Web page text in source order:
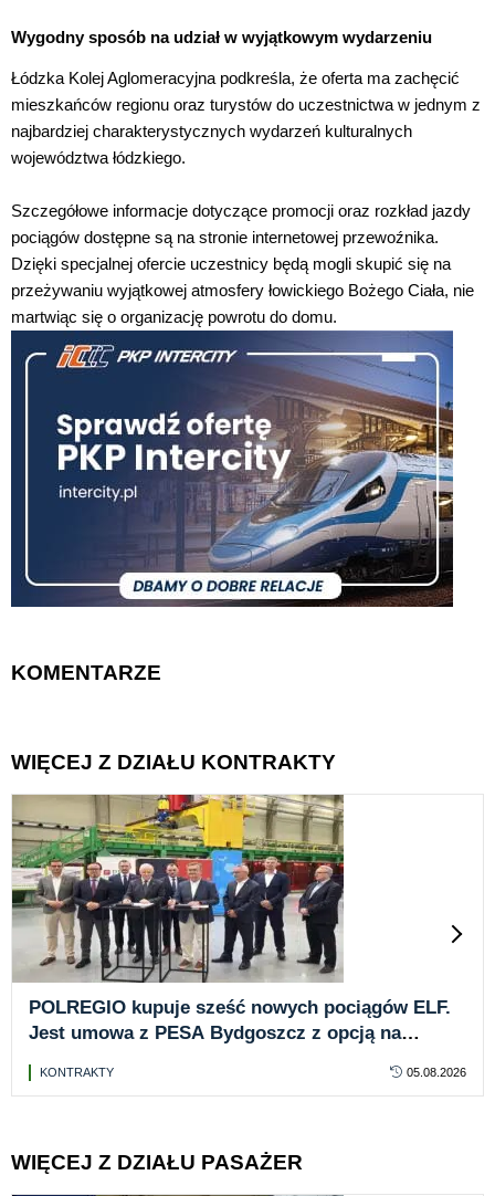
Wygodny sposób na udział w wyjątkowym wydarzeniu
Łódzka Kolej Aglomeracyjna podkreśla, że oferta ma zachęcić
mieszkańców regionu oraz turystów do uczestnictwa w jednym z
najbardziej charakterystycznych wydarzeń kulturalnych
województwa łódzkiego.
Szczegółowe informacje dotyczące promocji oraz rozkład jazdy
pociągów dostępne są na stronie internetowej przewoźnika.
Dzięki specjalnej ofercie uczestnicy będą mogli skupić się na
przeżywaniu wyjątkowej atmosfery łowickiego Bożego Ciała, nie
martwiąc się o organizację powrotu do domu.
KOMENTARZE
WIĘCEJ Z DZIAŁU KONTRAKTY
POLREGIO kupuje sześć nowych pociągów ELF.
Jest umowa z PESA Bydgoszcz z opcją na
KONTRAKTY 05.08.2026
WIĘCEJ Z DZIAŁU PASAŻER